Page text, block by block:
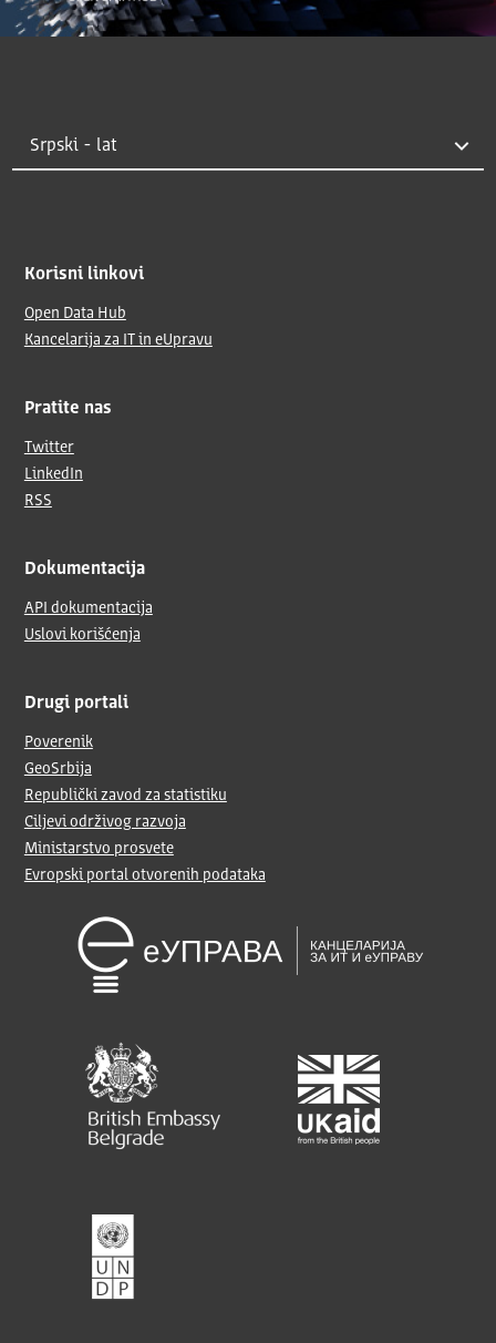
Korisni linkovi
Open Data Hub
Kancelarija za IT in eUpravu
Pratite nas
Twitter
LinkedIn
RSS
Dokumentacija
API dokumentacija
Uslovi korišćenja
Drugi portali
Poverenik
GeoSrbija
Republički zavod za statistiku
Ciljevi održivog razvoja
Ministarstvo prosvete
Evropski portal otvorenih podataka